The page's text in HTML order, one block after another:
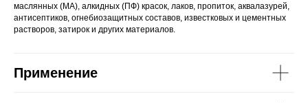
маслянных (МА), алкидных (ПФ) красок, лаков, пропиток, аквалазурей,
антисептиков, огнебиозащитных составов, известковых и цементных
растворов, затирок и других материалов.
Применение